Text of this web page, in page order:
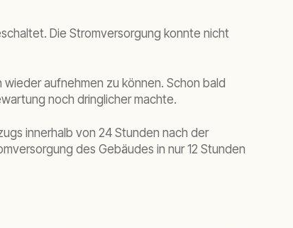
Die Stromversorgung konnte nicht
aufnehmen zu können. Schon bald
noch dringlicher machte.
innerhalb von 24 Stunden nach der
des Gebäudes in nur 12 Stunden